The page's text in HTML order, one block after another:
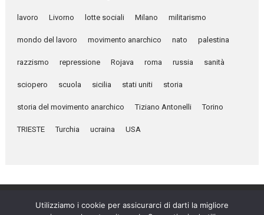
lavoro Livorno lotte sociali Milano militarismo
mondo del lavoro movimento anarchico nato palestina
razzismo repressione Rojava roma russia sanità
sciopero scuola sicilia stati uniti storia
storia del movimento anarchico Tiziano Antonelli Torino
TRIESTE Turchia ucraina USA
Utilizziamo i cookie per assicurarci di darti la migliore